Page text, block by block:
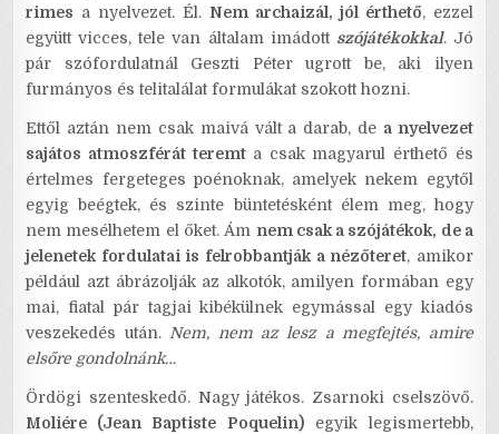
rimes a nyelvezet. Él. Nem archaizál, jól érthető, ezzel
együtt vicces, tele van általam imádott szójátékokkal. Jó
pár szófordulatnál Geszti Péter ugrott be, aki ilyen
furmányos és telitalálat formulákat szokott hozni.
Ettől aztán nem csak maivá vált a darab, de a nyelvezet
sajátos atmoszférát teremta csak magyarul érthető és
értelmes fergeteges poénoknak, amelyek nekem egytől
egyig beégtek, és szinte büntetésként élem meg, hogy
nem mesélhetem el őket. Ám nem csak a szójátékok, de a
jelenetek fordulatai is felrobbantják a nézőteret, amikor
például azt ábrázolják az alkotók, amilyen formában egy
mai, fiatal pár tagjai kibékülnek egymással egy kiadós
veszekedés után.Nem, nem az lesz a megfejtés, amire
elsőre gondolnánk…
Ördögi szenteskedő. Nagy játékos. Zsarnoki cselszövő.
Moliére (Jean Baptiste Poquelin)egyik legismertebb,